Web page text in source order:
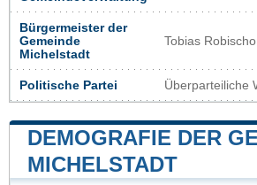
Bürgermeister der
Gemeinde
Michelstadt
Tobias
Politische Partei Überparteiliche
DEMOGRAFIE DER
MICHELSTADT